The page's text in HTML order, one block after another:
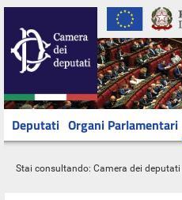
Deputati Organi Parlamentari
Stai consultando: Camera dei deputati